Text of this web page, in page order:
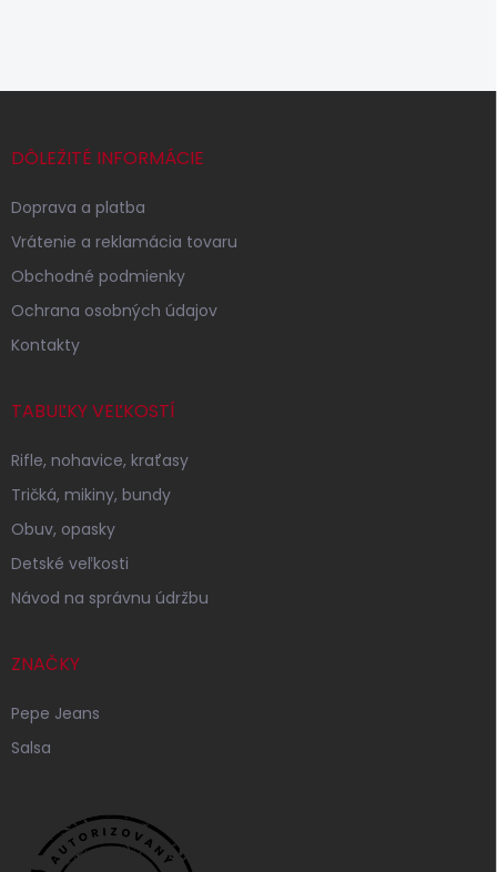
pDÔLEŽITÉ INFORMÁCIE
Doprava a platba
Vrátenie a reklamácia tovaru
Obchodné podmienky
Ochrana osobných údajov
Kontakty
TABUĽKY VEĽKOSTÍ
Rifle, nohavice, kraťasy
Tričká, mikiny, bundy
Obuv, opasky
Detské veľkosti
Návod na správnu údržbu
ZNAČKY
Pepe Jeans
Salsa